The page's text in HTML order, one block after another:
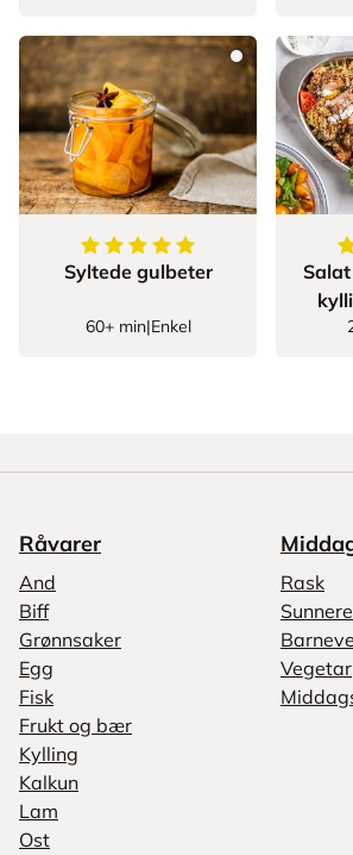
5av5stjerner
Syltede gulbeter
60+ min|Enkel
5
Salat
Råvarer
And
Biff
Grønnsaker
Egg
Fisk
Frukt og bær
Kylling
Kalkun
Lam
Ost
Rask
Sunnere
Vegetar